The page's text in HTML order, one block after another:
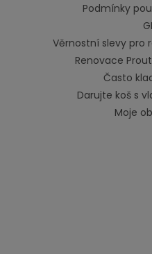
Podmínky
Věrnostní slevy pro
Renovace
Často
Darujte koš s
Moje